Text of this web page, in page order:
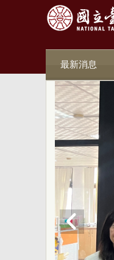
最新消息